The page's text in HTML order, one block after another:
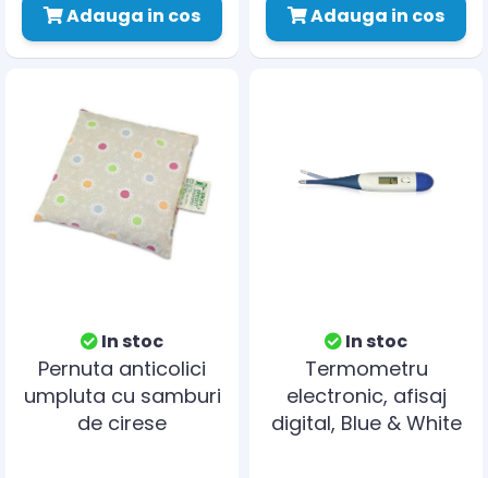
Adauga in cos Adauga in cos
In stoc
Pernuta anticolici
umpluta cu samburi
de cirese
In stoc
Termometru
electronic, afisaj
digital, Blue & White